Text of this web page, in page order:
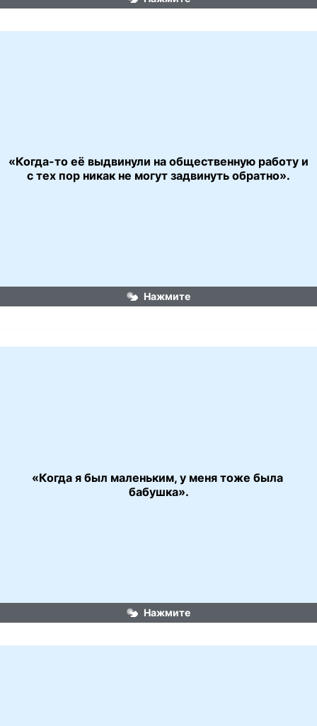
«Когда-то её выдвинули на общественную работу и
с тех пор никак не могут задвинуть обратно».
Нажмите
«Служебный роман»
«Когда я был маленьким, у меня тоже была
бабушка».
Нажмите
«Добро пожаловать, или Посторонним вход
воспрещён»